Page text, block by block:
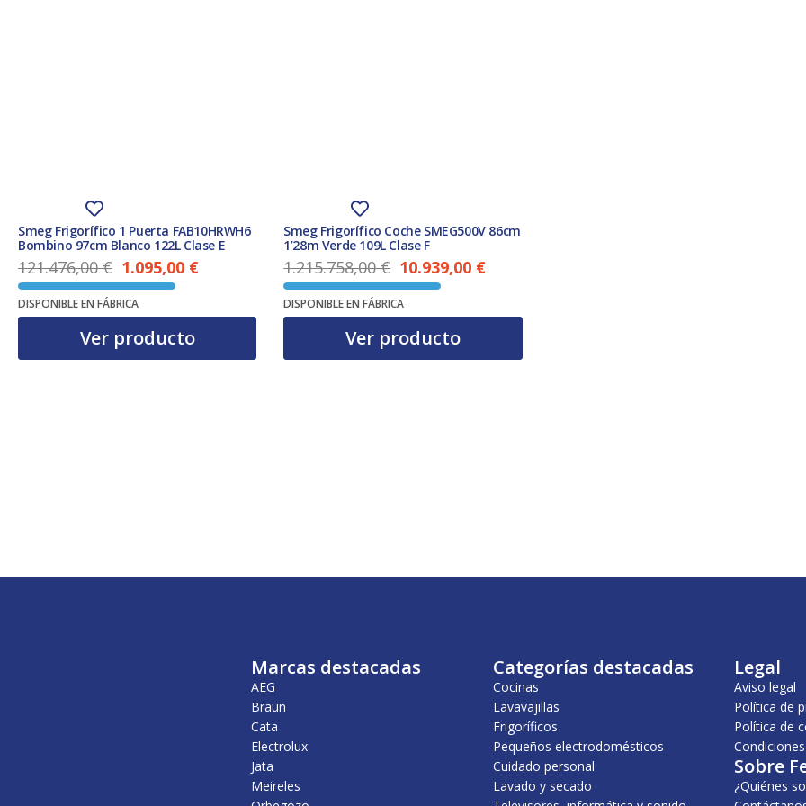
Smeg Frigorífico 1 Puerta FAB10HRWH6
Bombino 97cm Blanco 122L Clase E
121.476,00€
El precio original era: 121.476,00 €.
1.095,00 €
DISPONIBLE EN FÁBRICA
Ver producto
Smeg Frigorífico Coche SMEG500V 86cm
1’28m Verde 109L Clase F
1.215.758,00€
El precio original era: 1.215.758,00 €.
10.939,00 €
DISPONIBLE EN FÁBRICA
Ver producto
Marcas destacadas
AEG
Braun
Cata
Electrolux
Jata
Meireles
Categorías destacadas
Cocinas
Lavavajillas
Frigoríficos
Pequeños electrodomésticos
Cuidado personal
Lavado y secado
Legal
Aviso legal
Política de
Política de
Sobre
¿Quiénes